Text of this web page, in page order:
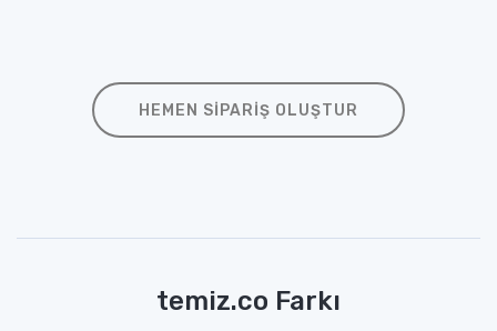
HEMEN SIPARIŞ OLUŞTUR
temiz.co Farkı